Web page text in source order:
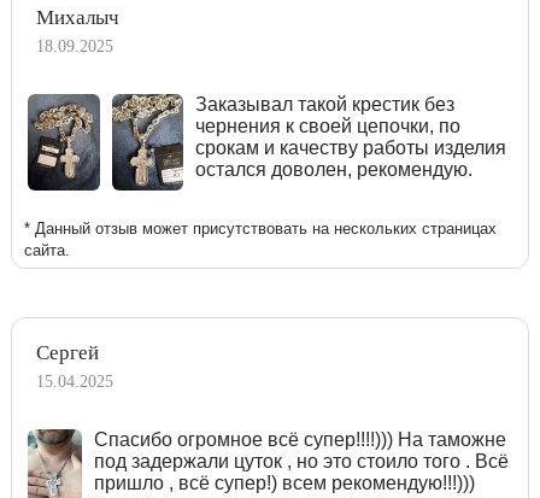
Михалыч
18.09.2025
Заказывал такой крестик без
чернения к своей цепочки, по
срокам и качеству работы изделия
остался доволен, рекомендую.
* Данный отзыв может присутствовать на нескольких страницах
сайта.
Сергей
15.04.2025
Спасибо огромное всё супер!!!!))) На таможне
под задержали цуток , но это стоило того . Всё
пришло , всё супер!) всем рекомендую!!!)))